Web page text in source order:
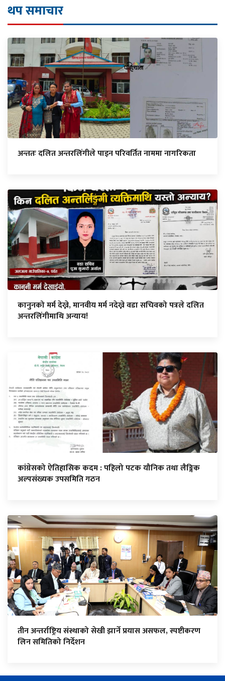
थप समाचार
अन्ततः दलित अन्तरलिंगीले पाइन परिवर्तित नाममा नागरिकता
कानुनको मर्म देख्ने, मानवीय मर्म नदेख्ने वडा सचिवको पत्रले दलित
अन्तरलिंगीमाथि अन्याय!
कांग्रेसको ऐतिहासिक कदम : पहिलो पटक यौनिक तथा लैङ्गिक
अल्पसंख्यक उपसमिति गठन
तीन अन्तर्राष्ट्रिय संस्थाको सेखी झार्ने प्रयास असफल, स्पष्टीकरण
लिन समितिको निर्देशन